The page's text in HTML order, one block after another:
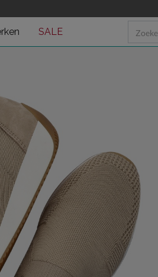
SALE